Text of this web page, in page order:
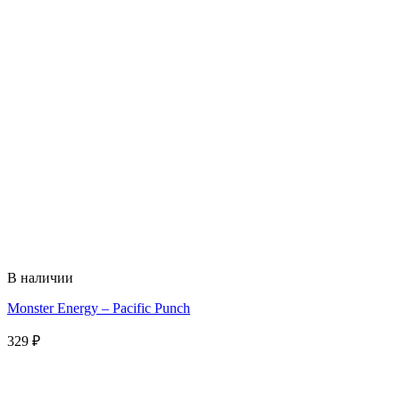
В наличии
Monster Energy – Pacific Punch
329 ₽